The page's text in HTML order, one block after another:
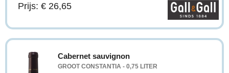
Prijs: € 26,65
Cabernet sauvignon
GROOT CONSTANTIA - 0,75 LITER